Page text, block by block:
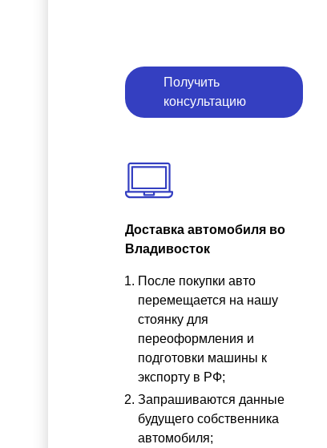
Получить
консультацию
Доставка автомобиля во
Владивосток
После покупки авто
перемещается на нашу
стоянку для
переоформления и
подготовки машины к
экспорту в РФ;
Запрашиваются данные
будущего собственника
автомобиля;